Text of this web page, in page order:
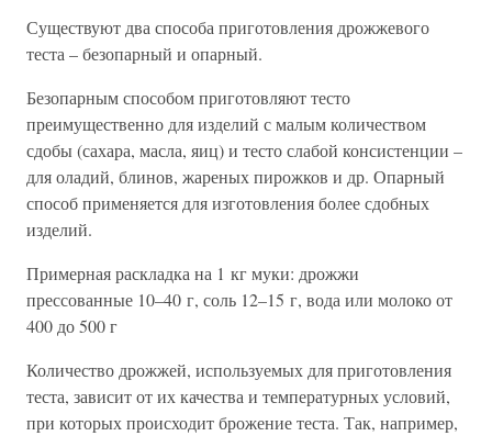
Существуют два способа приготовления дрожжевого
теста – безопарный и опарный.
Безопарным способом приготовляют тесто
преимущественно для изделий с малым количеством
сдобы (сахара, масла, яиц) и тесто слабой консистенции –
для оладий, блинов, жареных пирожков и др. Опарный
способ применяется для изготовления более сдобных
изделий.
Примерная раскладка на 1 кг муки: дрожжи
прессованные 10–40 г, соль 12–15 г, вода или молоко от
400 до 500 г
Количество дрожжей, используемых для приготовления
теста, зависит от их качества и температурных условий,
при которых происходит брожение теста. Так, например,